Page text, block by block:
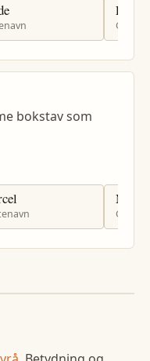
Eirik
bokstav som
Magne